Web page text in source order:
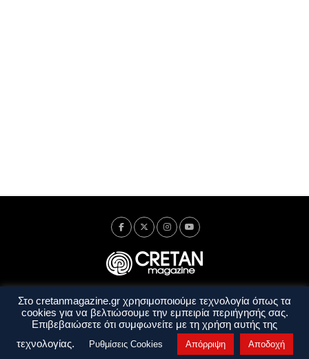
Ταυτότητα Πολιτική Απορρήτου
Όροι Χρήσης
Όροι και Προϋποθέσεις
Στο cretanmagazine.gr χρησιμοποιούμε τεχνολογία όπως τα
cookies για να βελτιώσουμε την εμπειρία περιήγησής σας.
Επιβεβαιώσετε ότι συμφωνείτε με τη χρήση αυτής της
τεχνολογίας.
Ρυθμίσεις Cookies Απόρριψη Αποδοχή